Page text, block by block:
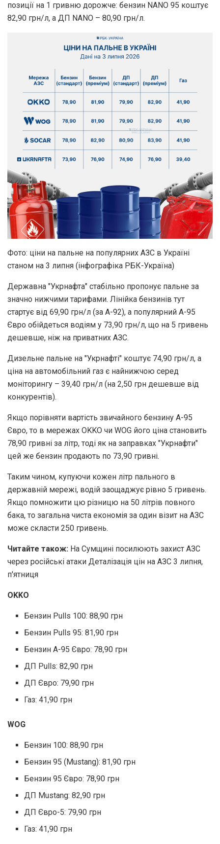
позиції на 1 гривню дорожче: бензин NANO 95 коштує
82,90 грн/л, а ДП NANO – 80,90 грн/л.
Фото: ціни на пальне на популярних АЗС в Україні
станом на 3 липня (інфографіка РБК-Україна)
Державна "Укрнафта" стабільно пропонує пальне за
значно нижчими тарифами. Лінійка бензинів тут
стартує від 69,90 грн/л (за А-92), а популярний А-95
Євро обійдеться водіям у 73,90 грн/л, що на 5 гривень
дешевше, ніж на приватних АЗС.
Дизельне пальне на "Укрнафті" коштує 74,90 грн/л, а
ціна на автомобільний газ є найнижчою серед
моніторингу – 39,40 грн/л (на 2,50 грн дешевше від
конкурентів).
Якщо порівняти вартість звичайного бензину А-95
Євро, то в мережах OKKO чи WOG його ціна становить
78,90 гривні за літр, тоді як на заправках "Укрнафти"
цей же бензин продають по 73,90 гривні.
Таким чином, купуючи кожен літр пального в
державній мережі, водій заощаджує рівно 5 гривень.
Якщо помножити цю різницю на 50 літрів повного
бака, то загальна чиста економія за один візит на АЗС
може скласти 250 гривень.
Читайте також: На Сумщині посилюють захист АЗС
через російські атаки Деталізація цін на АЗС 3 липня,
п'ятниця
OKKO
Бензин Pulls 100: 88,90 грн
Бензин Pulls 95: 81,90 грн
Бензин А-95 Євро: 78,90 грн
ДП Pulls: 82,90 грн
ДП Євро: 79,90 грн
Газ: 41,90 грн
WOG
Бензин 100: 88,90 грн
Бензин 95 (Mustang): 81,90 грн
Бензин 95 Євро: 78,90 грн
ДП Mustang: 82,90 грн
ДП Євро-5: 79,90 грн
Газ: 41,90 грн